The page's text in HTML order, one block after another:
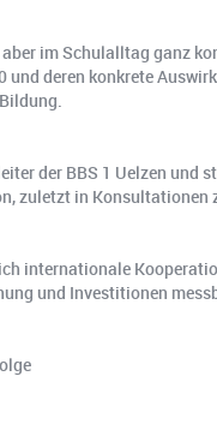
im Schulalltag ganz
deren konkrete
der BBS 1 Uelzen und
zuletzt in
internationale
und Investitionen